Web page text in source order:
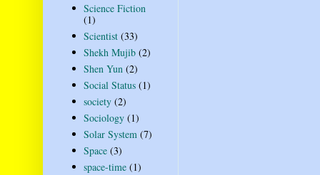
Science Fiction
(1)
Scientist (33)
Shekh Mujib (2)
Shen Yun (2)
Social Status (1)
society (2)
Sociology (1)
Solar System (7)
Space (3)
space-time (1)